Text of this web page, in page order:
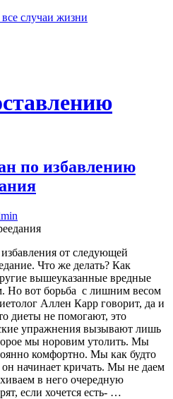
случаи жизни
по избавлению
от следующей
Что же делать? Как
вышеуказанные вредные
Но вот борьба с лишним весом
Аллен Карр говорит, да и
диеты не помогают, это
упражнения вызывают лишь
мы норовим утолить. Мы
комфортно. Мы как будто
он начинает кричать. Мы не даем
в него очередную
если хочется есть- …